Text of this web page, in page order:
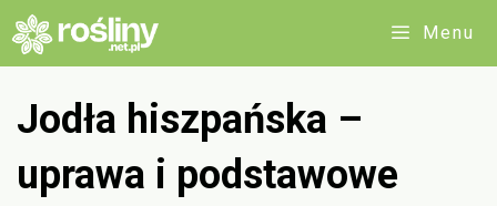
Przejdź
do
Menu
Jodła hiszpańska –
uprawa i podstawowe